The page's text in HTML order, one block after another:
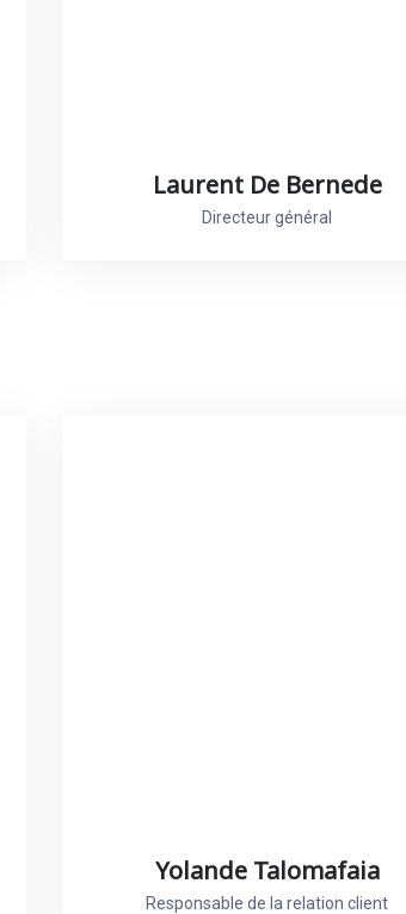
Laurent De Bernede
Directeur général
Yolande Talomafaia
Responsable de la relation client